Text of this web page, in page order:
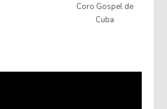
Coro Gospel de
Cuba